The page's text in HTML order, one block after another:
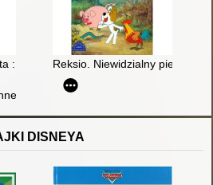
: otwarte drzwiReksio. Niewidzialny pies i
bajki
DISNEYA